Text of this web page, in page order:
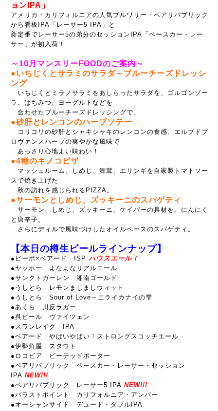
ョンIPA」
アメリカ・カリフォルニアの人気ブルワリー・ベアリパブリック
から看板IPA「レーサー5 IPA」と
新定番でレーサー5の弟分のセッションIPA「ペースカー・レー
サー」が初入荷！
～10月マンスリーFOODのご案内～
●いちじくとサラミのサラダ～ブルーチーズドレッシ
ング
いちじくとミラノサラミをあしらったサラダを、ゴルゴンゾー
ラ、はちみつ、ヨーグルトなどを
合わせたブルーチーズドレッシングで。
●砂肝とレンコンのハーブソテー
コリコリの砂肝とシャキシャキのレンコンの食感、エルブドプ
ロヴァンスハーブの爽やかな風味で
あっさり心地よい味わい！
●4種のキノコピザ
マッシュルーム、しめじ、舞茸、エリンギを自家製トマトソー
スで焼き上げた
秋の訪れを感じられるPIZZA。
●サーモンとしめじ、ズッキーニのスパゲティ
サーモン、しめじ、ズッキーニ、ケイパーの具材を、にんにく
と唐辛子、
さらにディルで風味づけしたオイルベースのスパゲティ。
【本日の樽生ビールラインナップ】
● ビーボ×ベアード ISP ハウスエール！
●ヤッホー よなよなリアルエール
●サンクトガーレン 湘南ゴールド
●うしとら レモンましましウィット
●うしとら Sour of Love～ニライカナイの雫
●あくら 川反ラガー
●呉ビール ヴァイツェン
●スワンレイク IPA
●ベアード やばいやばい！ストロングスコッチエール
●伊勢角屋 スタウト
●ロコビア ピーテッドポーター
●ベアリパブリック ペースカー・レーサー・セッション
IPA NEW!!!
●ベアリパブリック レーサー5 IPA NEW!!!
●バラストポイント カリフォルニア・アンバー
●オーシャンサイド デュード・ダブルIPA